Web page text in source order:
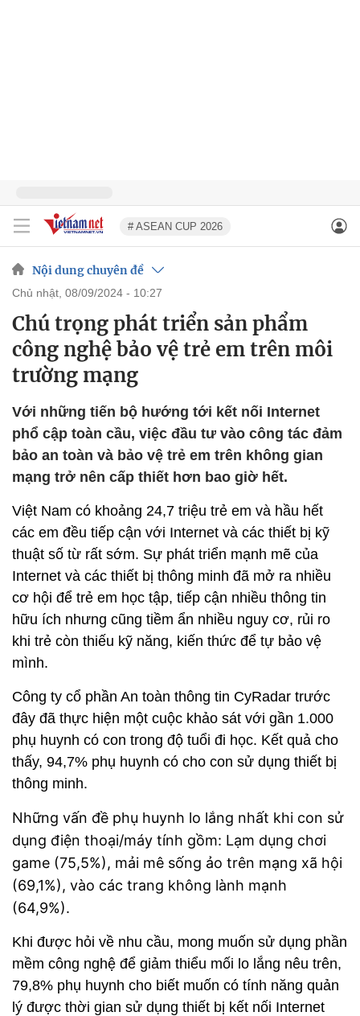
# ASEAN CUP 2026
Nội dung chuyên đề
chủ nhật, 08/09/2024 - 10:27
Chú trọng phát triển sản phẩm
công nghệ bảo vệ trẻ em trên môi
trường mạng
Với những tiến bộ hướng tới kết nối Internet
phổ cập toàn cầu, việc đầu tư vào công tác đảm
bảo an toàn và bảo vệ trẻ em trên không gian
mạng trở nên cấp thiết hơn bao giờ hết.
Việt Nam có khoảng 24,7 triệu trẻ em và hầu hết
các em đều tiếp cận với Internet và các thiết bị kỹ
thuật số từ rất sớm. Sự phát triển mạnh mẽ của
Internet và các thiết bị thông minh đã mở ra nhiều
cơ hội để trẻ em học tập, tiếp cận nhiều thông tin
hữu ích nhưng cũng tiềm ẩn nhiều nguy cơ, rủi ro
khi trẻ còn thiếu kỹ năng, kiến thức để tự bảo vệ
mình.
Công ty cổ phần An toàn thông tin CyRadar trước
đây đã thực hiện một cuộc khảo sát với gần 1.000
phụ huynh có con trong độ tuổi đi học. Kết quả cho
thấy, 94,7% phụ huynh có cho con sử dụng thiết bị
thông minh.
Những vấn đề phụ huynh lo lắng nhất khi con sử
dụng điện thoại/máy tính gồm: Lạm dụng chơi
game (75,5%), mải mê sống ảo trên mạng xã hội
(69,1%), vào các trang không lành mạnh
(64,9%).
Khi được hỏi về nhu cầu, mong muốn sử dụng phần
mềm công nghệ để giảm thiểu mối lo lắng nêu trên,
79,8% phụ huynh cho biết muốn có tính năng quản
lý được thời gian sử dụng thiết bị kết nối Internet